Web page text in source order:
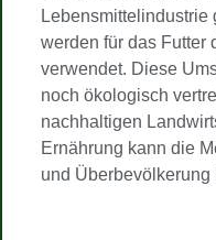
Lebensmittelindustrie
werden für das Futter
verwendet. Diese
noch ökologisch
nachhaltigen
Ernährung kann die
und Überbevölkerung